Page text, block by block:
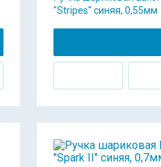
"Stripes" синяя, 0,55мм